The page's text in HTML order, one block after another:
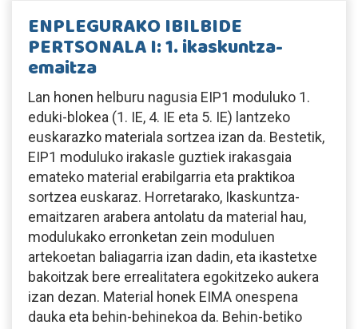
ENPLEGURAKO IBILBIDE
PERTSONALA I: 1. ikaskuntza-
emaitza
Lan honen helburu nagusia EIP1 moduluko 1.
eduki-blokea (1. IE, 4. IE eta 5. IE) lantzeko
euskarazko materiala sortzea izan da. Bestetik,
EIP1 moduluko irakasle guztiek irakasgaia
emateko material erabilgarria eta praktikoa
sortzea euskaraz. Horretarako, Ikaskuntza-
emaitzaren arabera antolatu da material hau,
modulukako erronketan zein moduluen
artekoetan baliagarria izan dadin, eta ikastetxe
bakoitzak bere errealitatera egokitzeko aukera
izan dezan. Material honek EIMA onespena
dauka eta behin-behinekoa da. Behin-betiko